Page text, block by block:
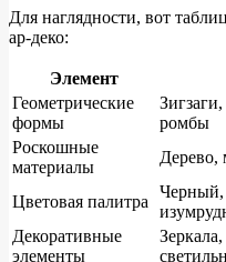
Для наглядности, вот
ар-деко:
Элемент
Геометрические
формы
ромбы
Роскошные
материалы
Дерево,
Цветовая палитра
Черный,
Декоративные
элементы